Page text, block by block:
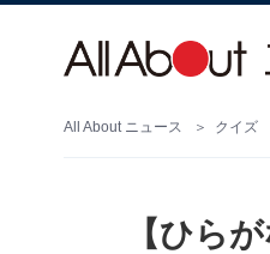
All About ニュース クイズ
【ひら